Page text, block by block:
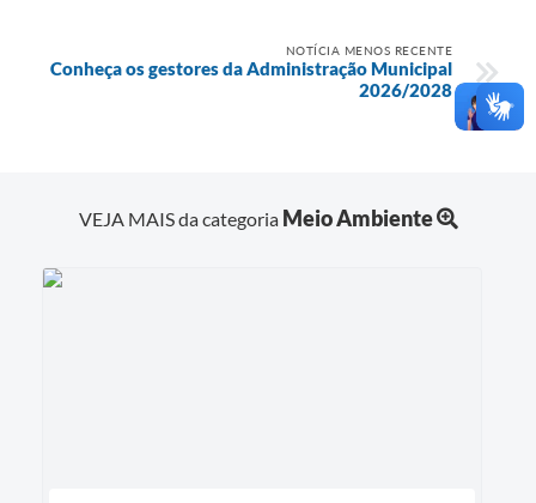
NOTÍCIA MENOS RECENTE
Conheça os gestores da Administração Municipal
2026/2028
VEJA MAIS da categoria Meio Ambiente